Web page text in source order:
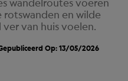
wandelroutes voeren
rotswanden en wilde
van huis voelen.
Op: 13/05/2026